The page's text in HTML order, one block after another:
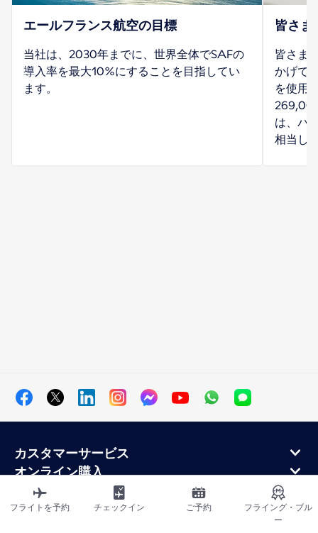
エールフランス航空の目標
当社は、2030年までに、世界全体でSAFの
導入率を最大10%にすることを目指してい
ます。
皆さま
皆さま
かげで
を使用
は、パ
相当し
カスタマーサービス
オンライン購入
ロイヤルティプログラムと提携パートナー
エールフランス航空について
フライトを予約 チェックイン ご予約
フライング・ブル
ー